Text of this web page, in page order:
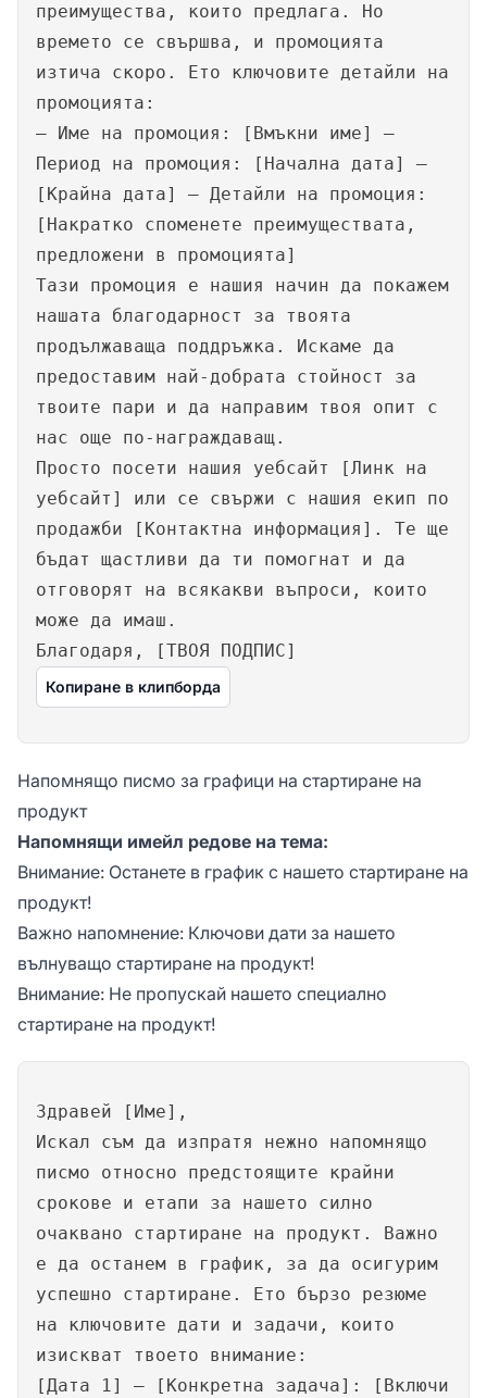
преимущества, които предлага. Но
времето се свършва, и промоцията
изтича скоро. Ето ключовите детайли на
промоцията:
– Име на промоция: [Вмъкни име] –
Период на промоция: [Начална дата] –
[Крайна дата] – Детайли на промоция:
[Накратко споменете преимуществата,
предложени в промоцията]
Тази промоция е нашия начин да покажем
нашата благодарност за твоята
продължаваща поддръжка. Искаме да
предоставим най-добрата стойност за
твоите пари и да направим твоя опит с
нас още по-награждаващ.
Просто посети нашия уебсайт [Линк на
уебсайт] или се свържи с нашия екип по
продажби [Контактна информация]. Те ще
бъдат щастливи да ти помогнат и да
отговорят на всякакви въпроси, които
може да имаш.
Благодаря, [ТВОЯ ПОДПИС]
Копиране в клипборда
Напомнящо писмо за графици на стартиране на
продукт
Напомнящи имейл редове на тема:
Внимание: Останете в график с нашето стартиране на
продукт!
Важно напомнение: Ключови дати за нашето
вълнуващо стартиране на продукт!
Внимание: Не пропускай нашето специално
стартиране на продукт!
Здравей [Име],
Искал съм да изпратя нежно напомнящо
писмо относно предстоящите крайни
срокове и етапи за нашето силно
очаквано стартиране на продукт. Важно
е да останем в график, за да осигурим
успешно стартиране. Ето бързо резюме
на ключовите дати и задачи, които
изискват твоето внимание:
[Дата 1] – [Конкретна задача]: [Включи